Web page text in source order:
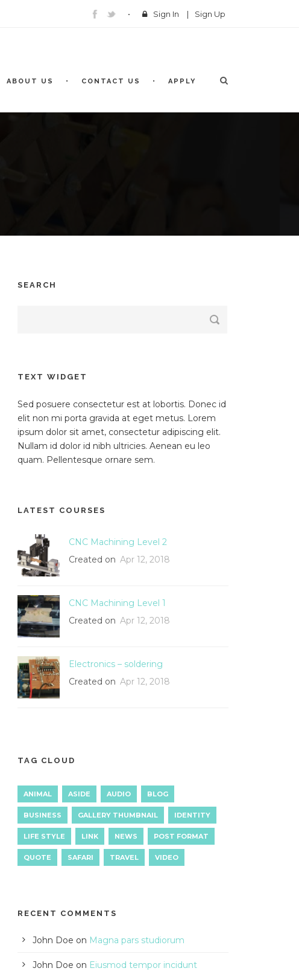
Sign In | Sign Up
ABOUT US CONTACT US APPLY
SEARCH
TEXT WIDGET
Sed posuere consectetur est at lobortis. Donec id
elit non mi porta gravida at eget metus. Lorem
ipsum dolor sit amet, consectetur adipiscing elit.
Nullam id dolor id nibh ultricies. Aenean eu leo
quam. Pellentesque ornare sem.
LATEST COURSES
CNC Machining Level 2
Created on Apr 12, 2018
CNC Machining Level 1
Created on Apr 12, 2018
Electronics – soldering
Created on Apr 12, 2018
TAG CLOUD
ANIMAL ASIDE AUDIO BLOG
BUSINESS GALLERY THUMBNAIL IDENTITY
LIFE STYLE LINK NEWS POST FORMAT
QUOTE SAFARI TRAVEL VIDEO
RECENT COMMENTS
John Doe on Magna pars studiorum
John Doe on Eiusmod tempor incidunt